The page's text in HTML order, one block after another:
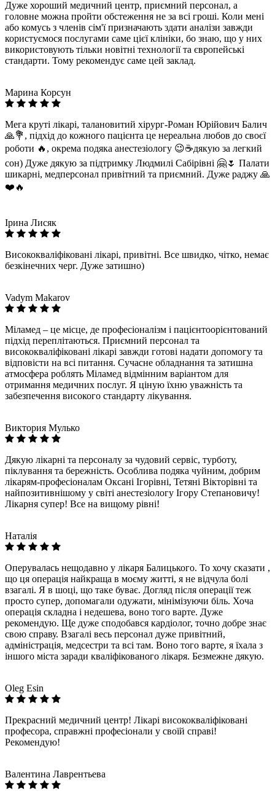
Дуже хороший медичний центр, приємний персонал, а
головне можна пройти обстеження не за всі гроші. Коли мені
або комусь з членів сім'ї призначають здати аналізи завжди
користуємося послугами саме цієї клініки, бо знаю, що у них
використовують тільки новітні технології та європейські
стандарти. Тому рекомендує саме цей заклад.
Марина Корсун
Мега круті лікарі, талановитий хірург-Роман Юрійович Балич
🙏💐, підхід до кожного пацієнта це нереальна любов до своєї
роботи 🔥, окрема подяка анестезіологу 😉☕дякую за легкий
сон) Дуже дякую за підтримку Людмилі Сабірівні 🤗🌷 Палати
шикарні, медперсонал привітний та приємний. Дуже раджу 🙏
❤️🔥
Ірина Лисяк
Висококваліфіковані лікарі, привітні. Все швидко, чітко, немає
безкінечних черг. Дуже затишно)
Vadym Makarov
Міламед – це місце, де професіоналізм і пацієнтоорієнтований
підхід переплітаються. Приємний персонал та
висококваліфіковані лікарі завжди готові надати допомогу та
відповісти на всі питання. Сучасне обладнання та затишна
атмосфера роблять Міламед відмінним варіантом для
отримання медичних послуг. Я ціную їхню уважність та
забезпечення високого стандарту лікування.
Виктория Мулько
Дякую лікарні та персоналу за чудовий сервіс, турботу,
піклування та бережність. Особлива подяка чуйним, добрим
лікарям-професіоналам Оксані Ігорівні, Тетяні Вікторівні та
найпозитивнішому у світі анестезіологу Ігору Степановичу!
Лікарня супер! Все на вищому рівні!
Наталія
Оперувалась нещодавно у лікаря Балицького. То хочу сказати ,
що ця операція найкраща в моєму житті, я не відчула болі
взагалі. Я в шоці, що таке буває. Догляд після операції теж
просто супер, допомагали одужати, мінімізуючи біль. Хоча
операція складна і недешева, воно того варте. Дуже
рекомендую. Ще дуже сподобався кардіолог, точно добре знає
свою справу. Взагалі весь персонал дуже привітний,
адміністрація, медсестри та всі там. Воно того варте, я їхала з
іншого міста заради кваліфікованого лікаря. Безмежне дякую.
Oleg Esin
Прекрасний медичний центр! Лікарі висококваліфіковані
професора, справжні професіонали у своїй справі!
Рекомендую!
Валентина Лаврентьева